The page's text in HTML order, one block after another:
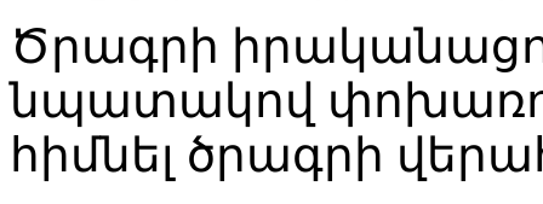
Ծրագրի
նպատակով
հիմնել ծրագրի